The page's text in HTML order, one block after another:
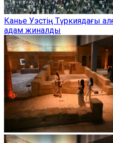
Канье Уэстің Түркиядағы
адам жиналды